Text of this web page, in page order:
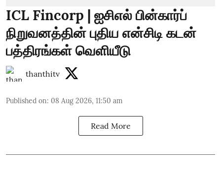
ICL Fincorp | ஐசிஎல் பின்கார்ப்
நிறுவனத்தின் புதிய என்சிடி கடன்
பத்திரங்கள் வெளியீடு
thanthitv
Published on: 08 Aug 2026, 11:50 am
Read More